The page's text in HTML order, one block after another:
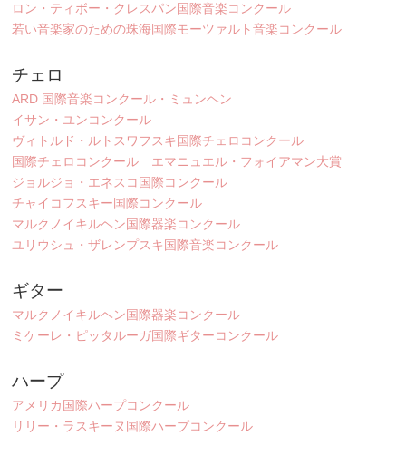
ロン・ティボー・クレスパン国際音楽コンクール
若い音楽家のための珠海国際モーツァルト音楽コンクール
チェロ
ARD 国際音楽コンクール・ミュンヘン
イサン・ユンコンクール
ヴィトルド・ルトスワフスキ国際チェロコンクール
国際チェロコンクール エマニュエル・フォイアマン大賞
ジョルジョ・エネスコ国際コンクール
チャイコフスキー国際コンクール
マルクノイキルヘン国際器楽コンクール
ユリウシュ・ザレンプスキ国際音楽コンクール
ギター
マルクノイキルヘン国際器楽コンクール
ミケーレ・ピッタルーガ国際ギターコンクール
ハープ
アメリカ国際ハープコンクール
リリー・ラスキーヌ国際ハープコンクール